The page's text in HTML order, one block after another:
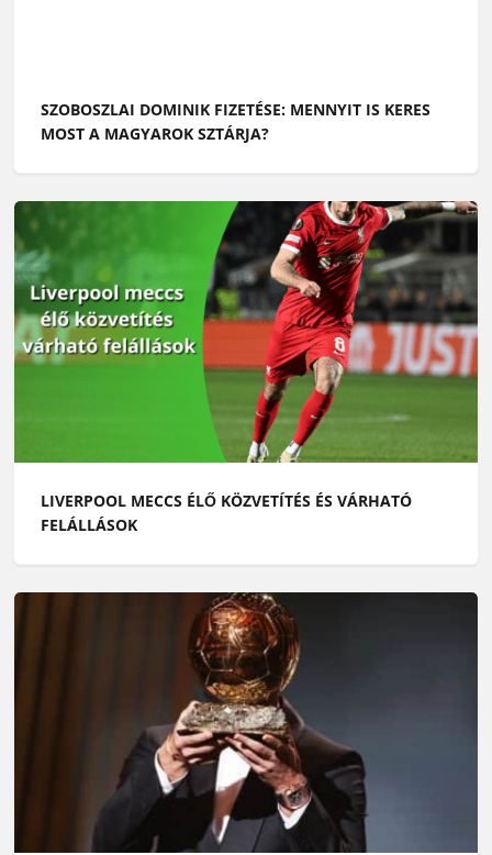
SZOBOSZLAI DOMINIK FIZETÉSE: MENNYIT IS KERES
MOST A MAGYAROK SZTÁRJA?
LIVERPOOL MECCS ÉLŐ KÖZVETÍTÉS ÉS VÁRHATÓ
FELÁLLÁSOK